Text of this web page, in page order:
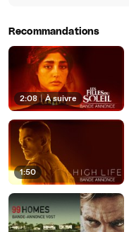
Recommandations
2:08 | À suivre
1:50